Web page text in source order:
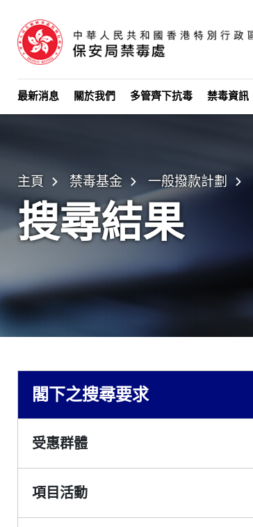
最新消息 關於我們 多管齊下抗毒 禁毒資訊
主頁 禁毒基金 一般撥款計劃
搜尋結果
閣下之搜尋要求
受惠群體
項目活動